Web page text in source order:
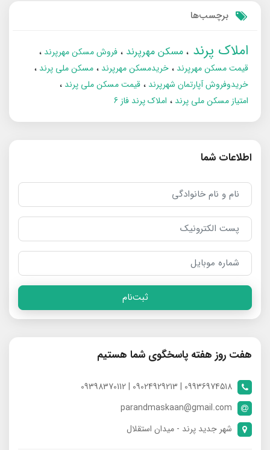
برچسب‌ها
املاک پرند مسکن مهرپرند
فروش مسکن مهرپرند
قیمت مسکن مهرپرند
خریدمسکن مهرپرند
مسکن ملی پرند
خریدوفروش آپارتمان شهرپرند
قیمت مسکن ملی پرند
امتیاز مسکن ملی پرند
املاک پرند فاز 6
اطلاعات شما
ثبت‌نام
هفت روز هفته پاسخگوی شما هستیم
09936974518 | 09024929213 | 09398370112
parandmaskaan@gmail.com
شهر جدید پرند - میدان استقلال